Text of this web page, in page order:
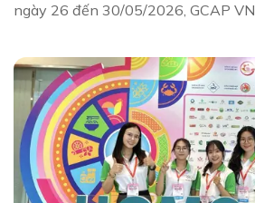
ngày 26 đến 30/05/2026, GCAP VN